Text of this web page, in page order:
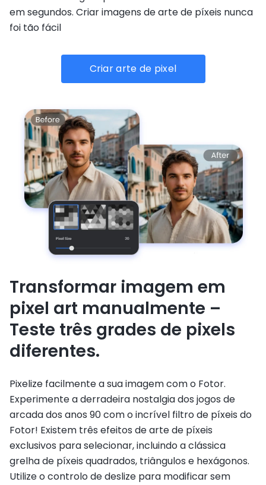
em segundos. Criar imagens de arte de píxeis nunca
foi tão fácil
Criar arte de pixel
Transformar imagem em
pixel art manualmente –
Teste três grades de pixels
diferentes.
Pixelize facilmente a sua imagem com o Fotor.
Experimente a derradeira nostalgia dos jogos de
arcada dos anos 90 com o incrível filtro de píxeis do
Fotor! Existem três efeitos de arte de píxeis
exclusivos para selecionar, incluindo a clássica
grelha de píxeis quadrados, triângulos e hexágonos.
Utilize o controlo de deslize para modificar sem